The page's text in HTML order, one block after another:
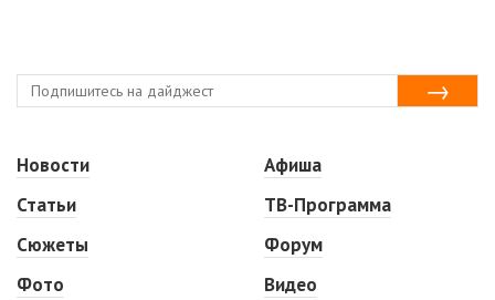
Новости
Статьи
Сюжеты
Фото
Афиша
ТВ-Программа
Форум
Видео